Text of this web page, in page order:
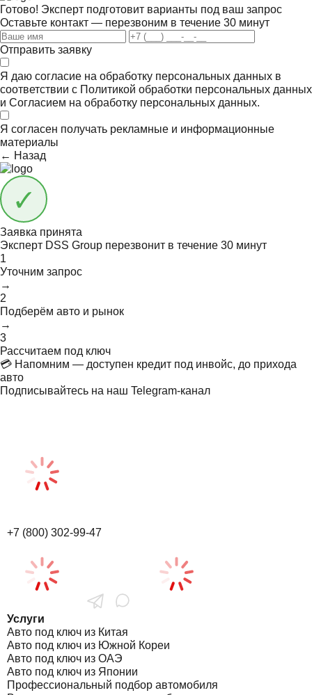
Готово! Эксперт подготовит варианты под ваш запрос
Оставьте контакт — перезвоним в течение 30 минут
Отправить заявку
Я даю согласие на обработку персональных данных в
соответствии с Политикой обработки персональных данных
и Согласием на обработку персональных данных.
Я согласен получать рекламные и информационные
материалы
← Назад
Заявка принята
Эксперт DSS Group перезвонит в течение 30 минут
1
Уточним запрос
→
2
Подберём авто и рынок
→
3
Рассчитаем под ключ
💳 Напомним — доступен кредит под инвойс, до прихода
авто
Подписывайтесь на наш Telegram-канал
+7 (800) 302-99-47
Услуги
Авто под ключ из Китая
Авто под ключ из Южной Кореи
Авто под ключ из ОАЭ
Авто под ключ из Японии
Профессиональный подбор автомобиля